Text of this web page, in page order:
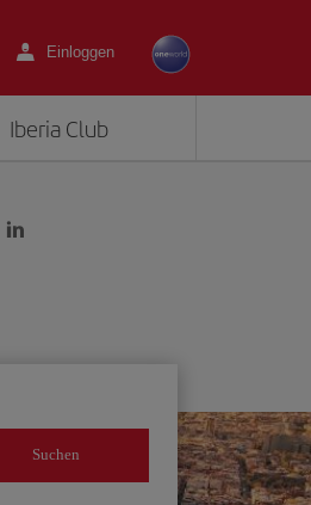
Einloggen
Iberia Club
Suchen